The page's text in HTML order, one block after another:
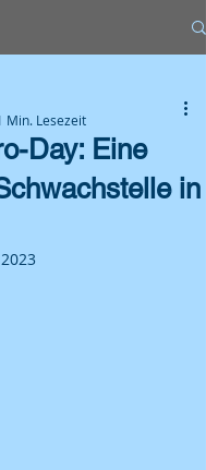
Day: Eine
in
Min. Lesezeit